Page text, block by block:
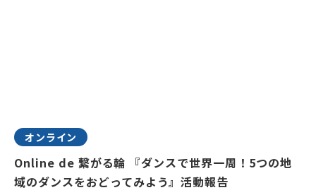
オンライン
Online de 繋がる輪 『ダンスで世界一周！5つの地
域のダンスをおどってみよう』活動報告